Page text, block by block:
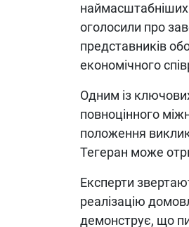
наймасштабніших
оголосили про
представників
економічного
Одним із
повноцінного
положення
Тегеран може
Експерти
реалізацію
демонструє, що